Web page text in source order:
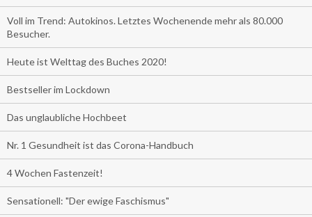
Voll im Trend: Autokinos. Letztes Wochenende mehr als 80.000
Besucher.
Heute ist Welttag des Buches 2020!
Bestseller im Lockdown
Das unglaubliche Hochbeet
Nr. 1 Gesundheit ist das Corona-Handbuch
4 Wochen Fastenzeit!
Sensationell: "Der ewige Faschismus"